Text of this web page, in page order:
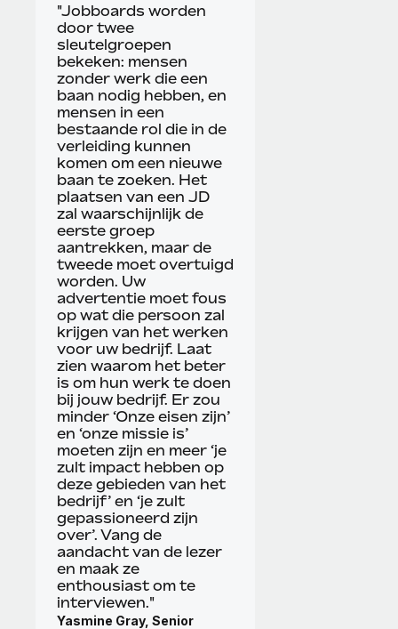
"Jobboards worden
door twee
sleutelgroepen
bekeken: mensen
zonder werk die een
baan nodig hebben, en
mensen in een
bestaande rol die in de
verleiding kunnen
komen om een nieuwe
baan te zoeken. Het
plaatsen van een JD
zal waarschijnlijk de
eerste groep
aantrekken, maar de
tweede moet overtuigd
worden. Uw
advertentie moet fous
op wat die persoon zal
krijgen van het werken
voor uw bedrijf. Laat
zien waarom het beter
is om hun werk te doen
bij jouw bedrijf. Er zou
minder ‘Onze eisen zijn’
en ‘onze missie is’
moeten zijn en meer ‘je
zult impact hebben op
deze gebieden van het
bedrijf’ en ‘je zult
gepassioneerd zijn
over’. Vang de
aandacht van de lezer
en maak ze
enthousiast om te
interviewen."
Yasmine Gray, Senior